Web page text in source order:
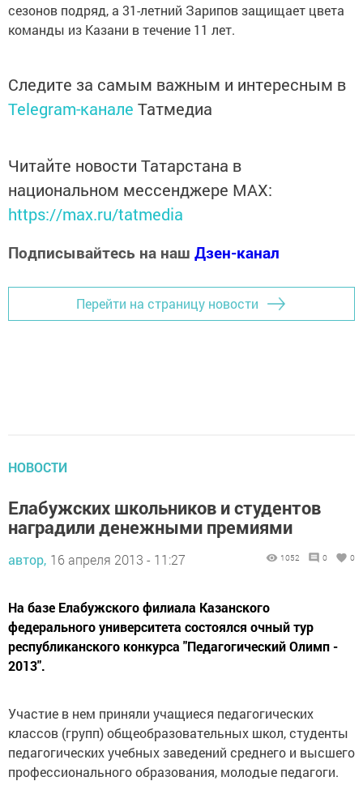
сезонов подряд, а 31-летний Зарипов защищает цвета
команды из Казани в течение 11 лет.
Следите за самым важным и интересным в
Telegram-канале Татмедиа
Читайте новости Татарстана в
национальном мессенджере MАХ:
https://max.ru/tatmedia
Подписывайтесь на наш Дзен-канал
Перейти на страницу новости
НОВОСТИ
Елабужских школьников и студентов
наградили денежными премиями
автор, 16 апреля 2013 - 11:27 1052 0 0
На базе Елабужского филиала Казанского
федерального университета состоялся очный тур
республиканского конкурса "Педагогический Олимп -
2013".
Участие в нем приняли учащиеся педагогических
классов (групп) общеобразовательных школ, студенты
педагогических учебных заведений среднего и высшего
профессионального образования, молодые педагоги.